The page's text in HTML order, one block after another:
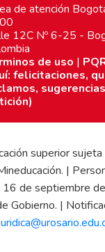
de atención
12C Nº 6-25 -
de uso |
felicitaciones,
superior
|
16 de septiembre
Gobierno. |